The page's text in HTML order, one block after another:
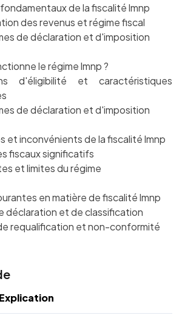
de la fiscalité lmnp
des revenus et régime fiscal
de déclaration et d'imposition
le régime lmnp ?
d'éligibilité et caractéristiques
de déclaration et d'imposition
et inconvénients de la fiscalité lmnp
fiscaux significatifs
et limites du régime
en matière de fiscalité lmnp
déclaration et de classification
requalification et non-conformité
Explication